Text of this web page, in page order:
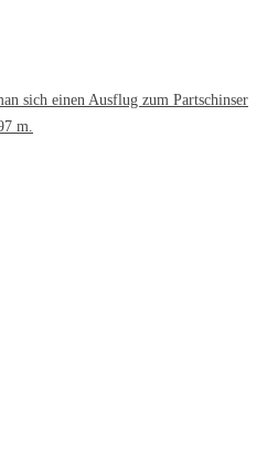
sich einen Ausflug zum Partschinser
m.